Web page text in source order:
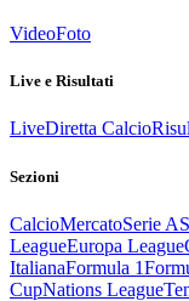
VideoFoto
Live e Risultati
LiveDiretta Calcio
Sezioni
CalcioMercatoSerie A
LeagueEuropa League
ItalianaFormula 1
CupNations League